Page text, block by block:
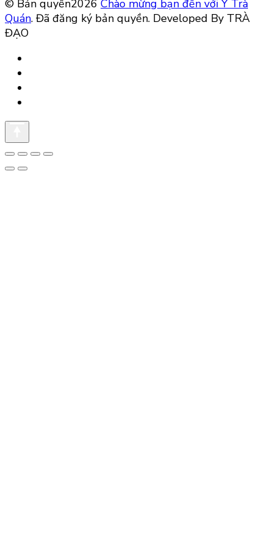
© Bản quyền2026 Chào mừng bạn đến với Ý Trà
Quán. Đã đăng ký bản quyền. Developed By TRÀ
ĐẠO